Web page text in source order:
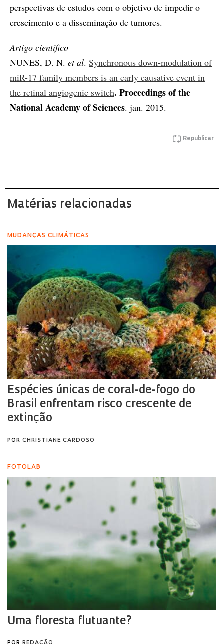
perspectivas de estudos com o objetivo de impedir o
crescimento e a disseminação de tumores.
Artigo científico
NUNES, D. N. et al. Synchronous down-modulation of
miR-17 family members is an early causative event in
the retinal angiogenic switch. Proceedings of the
National Academy of Sciences. jan. 2015.
Republicar